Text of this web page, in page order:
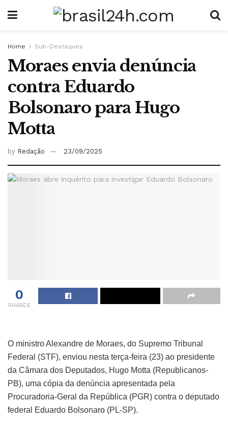
Home Sub-Destaques
Moraes envia denúncia
contra Eduardo
Bolsonaro para Hugo
Motta
by Redação 23/09/2025
0
SHARES
O ministro Alexandre de Moraes, do Supremo Tribunal
Federal (STF), enviou nesta terça-feira (23) ao presidente
da Câmara dos Deputados, Hugo Motta (Republicanos-
PB), uma cópia da denúncia apresentada pela
Procuradoria-Geral da República (PGR) contra o deputado
federal Eduardo Bolsonaro (PL-SP).